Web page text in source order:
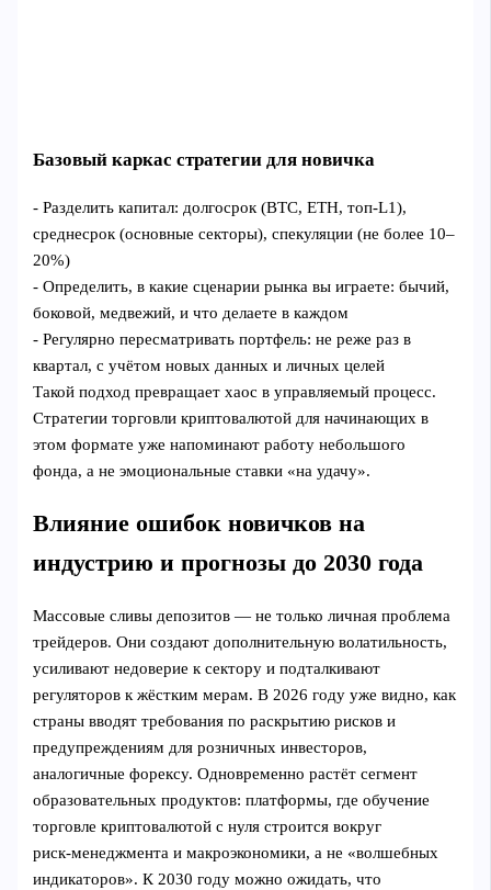
Базовый каркас стратегии для новичка
- Разделить капитал: долгосрок (BTC, ETH, топ‑L1),
среднесрок (основные секторы), спекуляции (не более 10–
20%)
- Определить, в какие сценарии рынка вы играете: бычий,
боковой, медвежий, и что делаете в каждом
- Регулярно пересматривать портфель: не реже раз в
квартал, с учётом новых данных и личных целей
Такой подход превращает хаос в управляемый процесс.
Стратегии торговли криптовалютой для начинающих в
этом формате уже напоминают работу небольшого
фонда, а не эмоциональные ставки «на удачу».
Влияние ошибок новичков на
индустрию и прогнозы до 2030 года
Массовые сливы депозитов — не только личная проблема
трейдеров. Они создают дополнительную волатильность,
усиливают недоверие к сектору и подталкивают
регуляторов к жёстким мерам. В 2026 году уже видно, как
страны вводят требования по раскрытию рисков и
предупреждениям для розничных инвесторов,
аналогичные форексу. Одновременно растёт сегмент
образовательных продуктов: платформы, где обучение
торговле криптовалютой с нуля строится вокруг
риск‑менеджмента и макроэкономики, а не «волшебных
индикаторов». К 2030 году можно ожидать, что